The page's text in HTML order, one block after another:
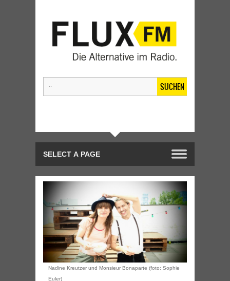
SUCHEN
Nadine Kreutzer und Monsieur Bonaparte (foto: Sophie
Euler)